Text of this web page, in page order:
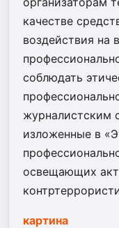
качестве
воздействия на
соблюдать
журналистским
изложенные в
освещающих
картина